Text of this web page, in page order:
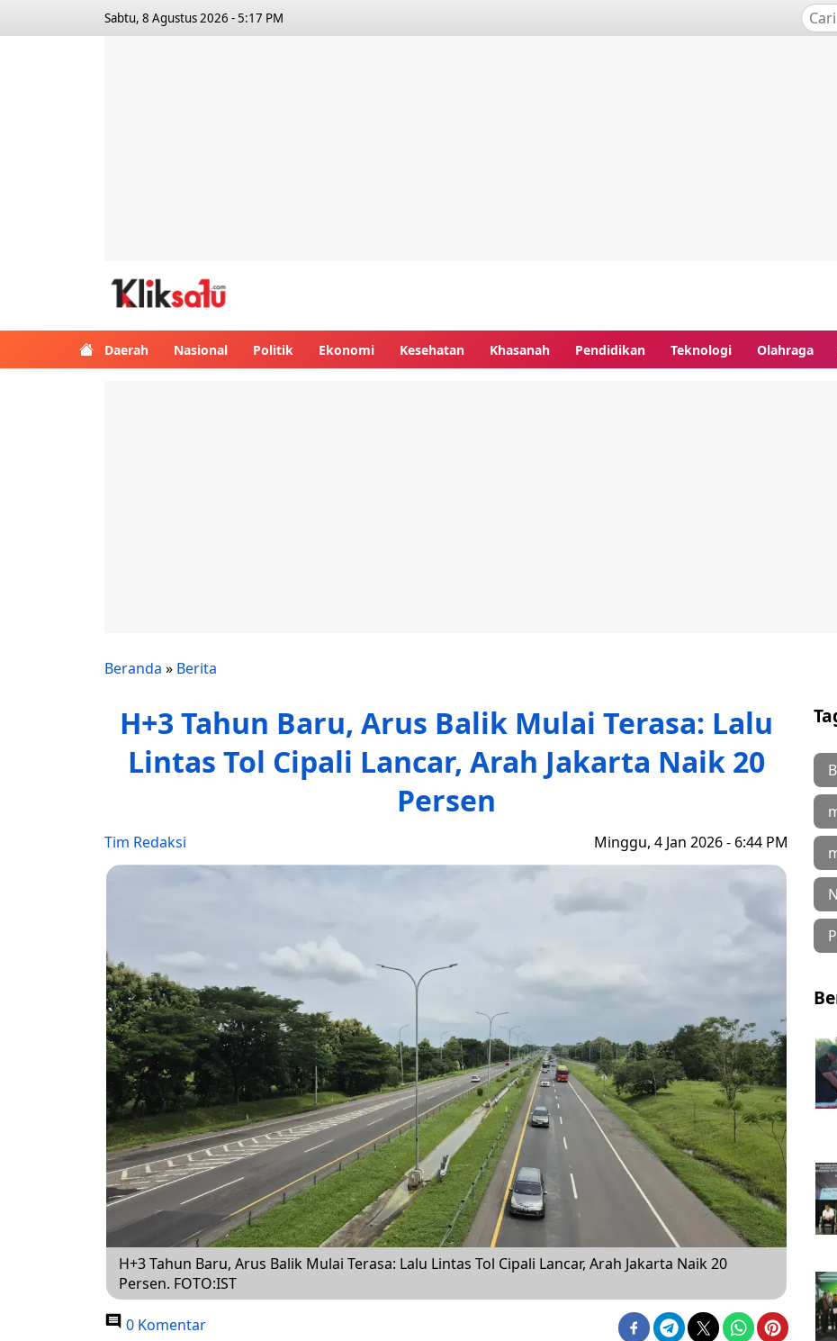
Sabtu, 8 Agustus 2026 - 5:17 PM
Daerah Nasional Politik Ekonomi Kesehatan Khasanah Pendidikan Teknologi Olahraga
Beranda » Berita
H+3 Tahun Baru, Arus Balik Mulai Terasa: Lalu
Lintas Tol Cipali Lancar, Arah Jakarta Naik 20
Persen
Tim Redaksi Minggu, 4 Jan 2026 - 6:44 PM
H+3 Tahun Baru, Arus Balik Mulai Terasa: Lalu Lintas Tol Cipali Lancar, Arah Jakarta Naik 20
Persen. FOTO:IST
0 Komentar